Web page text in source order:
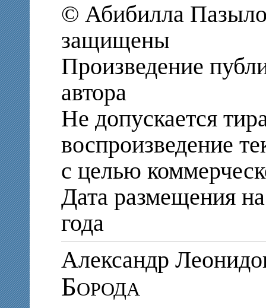
© Абибилла
защищены
Произведение
автора
Не допускается
воспроизведение
с целью
Дата размещения
года
Александр
Борода